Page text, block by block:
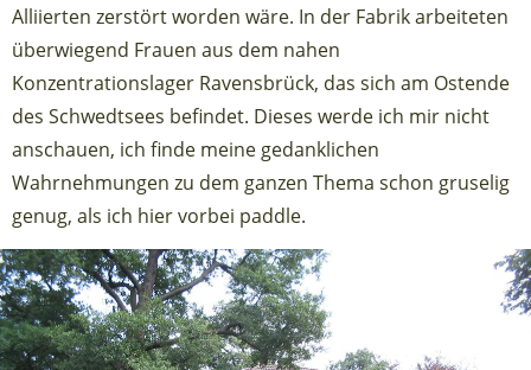
Alliierten zerstört worden wäre. In der Fabrik arbeiteten
überwiegend Frauen aus dem nahen
Konzentrationslager Ravensbrück, das sich am Ostende
des Schwedtsees befindet. Dieses werde ich mir nicht
anschauen, ich finde meine gedanklichen
Wahrnehmungen zu dem ganzen Thema schon gruselig
genug, als ich hier vorbei paddle.